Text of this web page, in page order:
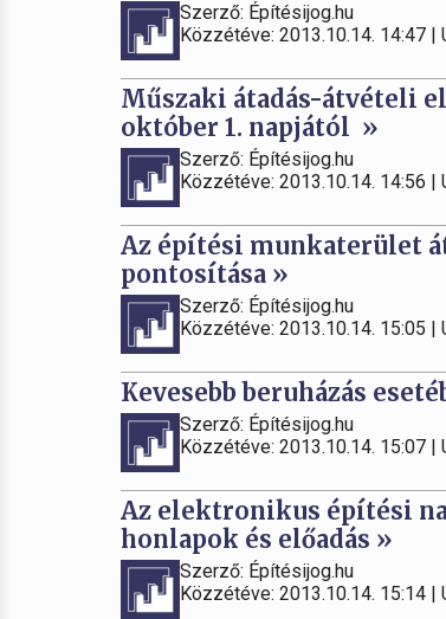
Szerző: Építésijog.hu
Közzétéve: 2013.10.14. 14:47
Műszaki átadás-átvételi
október 1. napjától »
Szerző: Építésijog.hu
Közzétéve: 2013.10.14. 14:56
Az építési munkaterület
pontosítása »
Szerző: Építésijog.hu
Közzétéve: 2013.10.14. 15:05
Kevesebb beruházás
Szerző: Építésijog.hu
Közzétéve: 2013.10.14. 15:07
Az elektronikus építési
honlapok és előadás »
Szerző: Építésijog.hu
Közzétéve: 2013.10.14. 15:14